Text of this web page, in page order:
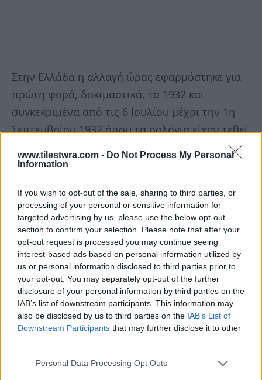
www.tilestwra.com - Do Not Process My Personal
Information
If you wish to opt-out of the sale, sharing to third parties, or
processing of your personal or sensitive information for
targeted advertising by us, please use the below opt-out
section to confirm your selection. Please note that after your
opt-out request is processed you may continue seeing
interest-based ads based on personal information utilized by
us or personal information disclosed to third parties prior to
your opt-out. You may separately opt-out of the further
disclosure of your personal information by third parties on the
IAB’s list of downstream participants. This information may
also be disclosed by us to third parties on the IAB’s List of
Downstream Participants that may further disclose it to other
Personal Data Processing Opt Outs
Στην Ελλάδα η αλλαγή ώρας εφαρμόστηκε για
πρώτη φορά, δοκιμαστικά, το 1932 και
συγκεκριμένα από τις 6 Ιουλίου μέχρι την 1η
Σεπτεμβρίου 1932 όπου τα ρολόγια είχαν τεθεί
αρχικά για λόγους εξοικονόμησης ενέργειας και
ισχύει επίσης και σε χώρες όπως οι Ηνωμένες
Πολιτείες (στη Γαλλία από το 1976), προκαλεί
έντονες αντιδράσεις εδώ και χρόνια. Μάλιστα
είχε ανοίξει ολόκληρη συζήτηση για να
καταργηθεί η αλλαγή ώρας. Τελικά αυτό δεν
πρόκειται να συμβεί.